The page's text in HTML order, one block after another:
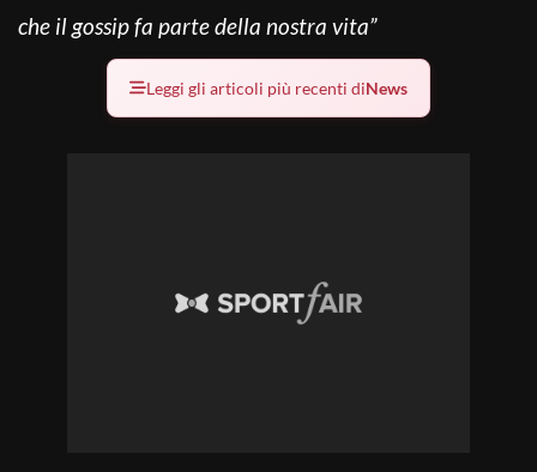
che il gossip fa parte della nostra vita”
Leggi gli articoli più recenti diNews